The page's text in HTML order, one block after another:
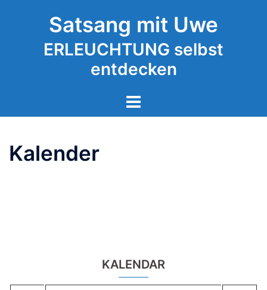
Satsang mit Uwe
ERLEUCHTUNG selbst
entdecken
Kalender
KALENDAR